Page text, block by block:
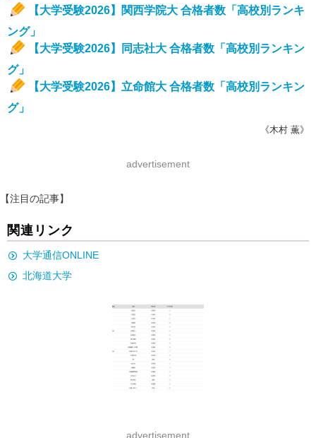
【大学受験2026】関西学院大 合格者数「高校別ランキ
ング」
【大学受験2026】同志社大 合格者数「高校別ランキン
グ」
【大学受験2026】立命館大 合格者数「高校別ランキン
グ」
《木村 薫》
advertisement
【注目の記事】
関連リンク
大学通信ONLINE
北海道大学
advertisement